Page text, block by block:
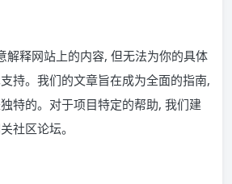
解释网站上的内容, 但无法为你的具体
持。我们的文章旨在成为全面的指南,
特的。对于项目特定的帮助, 我们建
社区论坛。